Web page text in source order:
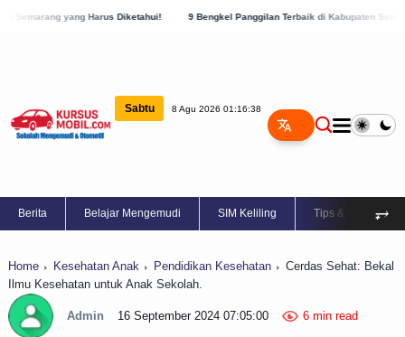
Diketahui! 9 Bengkel Panggilan Terbaik di Kabupaten Semarang, Cek Sekarang!
Sabtu 8 Agu 2026 01:16:39
Berita Belajar Mengemudi SIM Keliling Tips & Trik ⥅
Home Kesehatan Anak Pendidikan Kesehatan
Cerdas Sehat: Bekal
Ilmu Kesehatan untuk Anak Sekolah.
Admin 16 September 2024 07:05:00 6 min read